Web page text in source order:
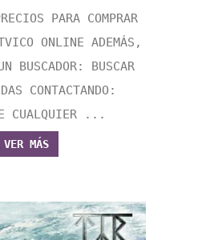
PARA COMPRAR
ONLINE ADEMÁS,
BUSCADOR: BUSCAR
CONTACTANDO:
CUALQUIER ...
VER MÁS